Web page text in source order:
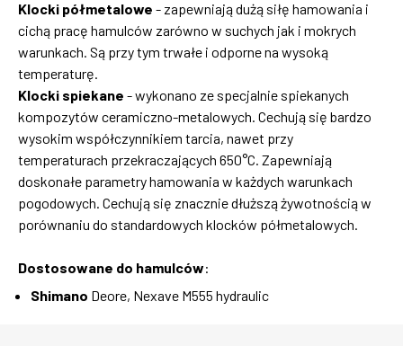
Klocki półmetalowe - zapewniają dużą siłę hamowania i
cichą pracę hamulców zarówno w suchych jak i mokrych
warunkach. Są przy tym trwałe i odporne na wysoką
temperaturę.
Klocki spiekane - wykonano ze specjalnie spiekanych
kompozytów ceramiczno-metalowych. Cechują się bardzo
wysokim współczynnikiem tarcia, nawet przy
temperaturach przekraczających 650°C. Zapewniają
doskonałe parametry hamowania w każdych warunkach
pogodowych. Cechują się znacznie dłuższą żywotnością w
porównaniu do standardowych klocków półmetalowych.
Dostosowane do hamulców:
Shimano Deore, Nexave M555 hydraulic